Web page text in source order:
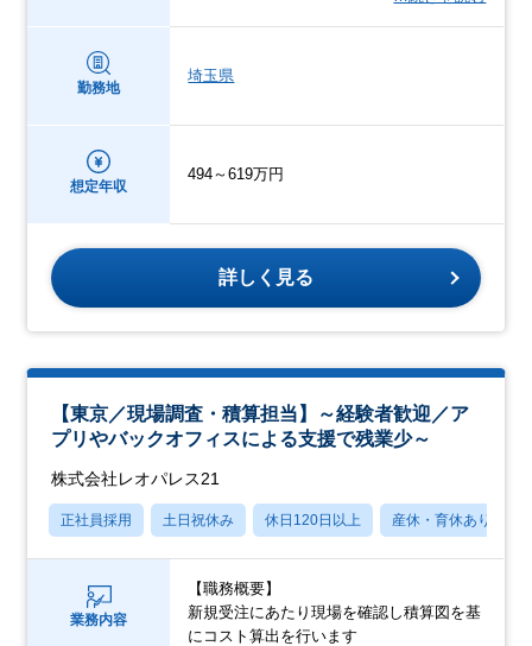
勤務地
埼玉県
想定年収
494～619万円
詳しく見る
【東京／現場調査・積算担当】～経験者歓迎／ア
プリやバックオフィスによる支援で残業少～
株式会社レオパレス21
正社員採用 土日祝休み 休日120日以上 産休・育休あり
業務内容
【職務概要】
新規受注にあたり現場を確認し積算図を基
にコスト算出を行います